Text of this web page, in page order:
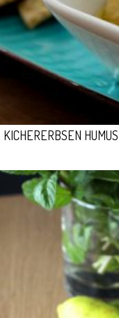
KICHERERBSEN HUMUS